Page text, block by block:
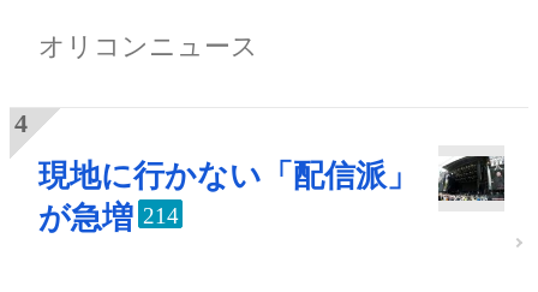
オリコンニュース
現地に行かない「配信派」
が急増 214